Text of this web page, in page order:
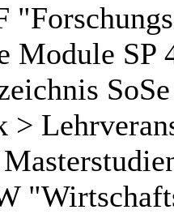
Module SP